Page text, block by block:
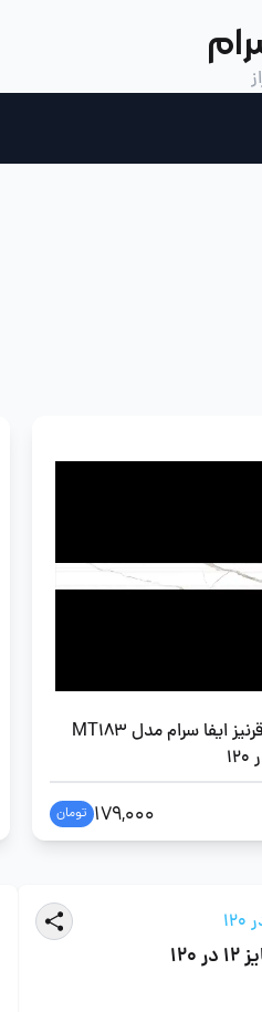
سرامیک قرنیز ایفا سرام مدل MT183
179,000 تومان